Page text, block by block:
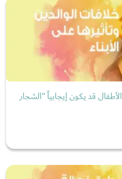
قد يكون إيجابياً "الشجار